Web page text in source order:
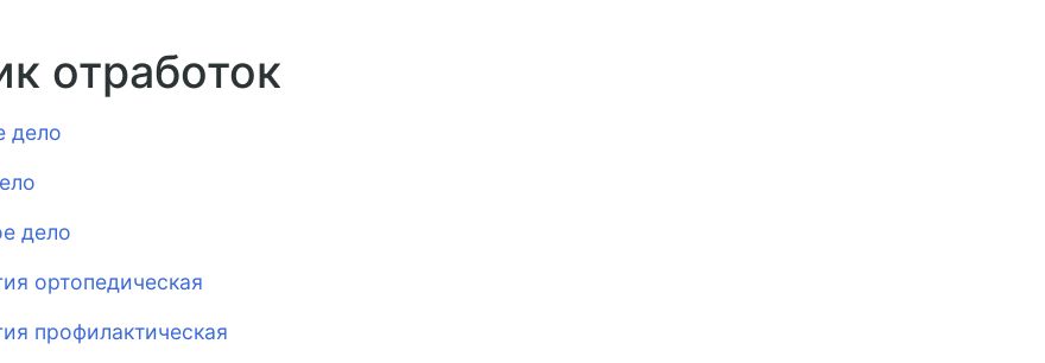
отработок
дело
дело
ортопедическая
профилактическая